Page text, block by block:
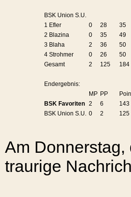
BSK Union S.U.
1 Efler
0 28 35
2 Blazina
0 35 49
3 Blaha
2 36 50
4 Strohmer
0 26 50
Gesamt
2 125 184
Endergebnis:
MP PP
BSK Favoriten
2 6 143
BSK Union S.U. 0 2 125
Am
traurige